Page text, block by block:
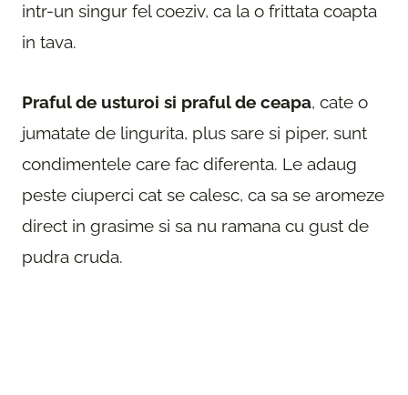
intr-un singur fel coeziv, ca la o frittata coapta
in tava.
Praful de usturoi si praful de ceapa, cate o
jumatate de lingurita, plus sare si piper, sunt
condimentele care fac diferenta. Le adaug
peste ciuperci cat se calesc, ca sa se aromeze
direct in grasime si sa nu ramana cu gust de
pudra cruda.